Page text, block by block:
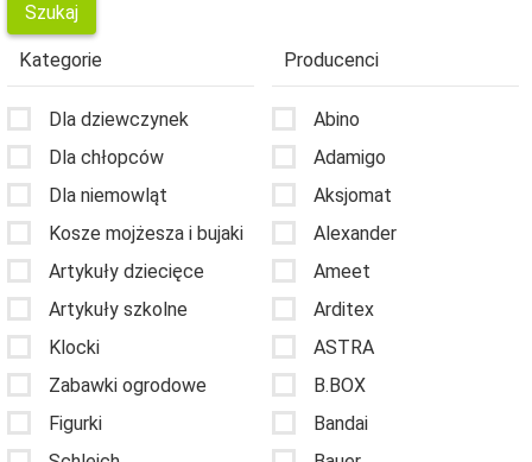
Kategorie
Dla dziewczynek
Dla chłopców
Dla niemowląt
Kosze mojżesza i bujaki
Artykuły dziecięce
Artykuły szkolne
Klocki
Zabawki ogrodowe
Figurki
Producenci
Abino
Adamigo
Aksjomat
Alexander
Ameet
Arditex
ASTRA
B.BOX
Bandai